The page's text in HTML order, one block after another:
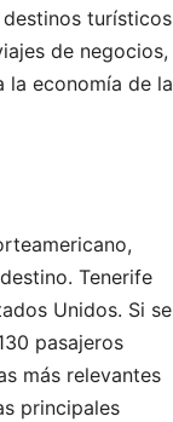
turísticos
de negocios,
la economía de la
Tenerife
Unidos. Si se
pasajeros
más relevantes
principales